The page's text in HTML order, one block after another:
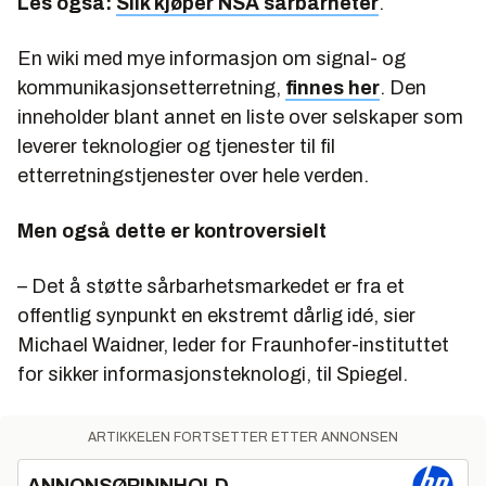
En wiki med mye informasjon om signal- og
kommunikasjonsetterretning, finnes her. Den
inneholder blant annet en liste over selskaper som
leverer teknologier og tjenester til fil
etterretningstjenester over hele verden.
Men også dette er kontroversielt
– Det å støtte sårbarhetsmarkedet er fra et
offentlig synpunkt en ekstremt dårlig idé, sier
Michael Waidner, leder for Fraunhofer-instituttet
for sikker informasjonsteknologi, til Spiegel.
ARTIKKELEN FORTSETTER ETTER ANNONSEN